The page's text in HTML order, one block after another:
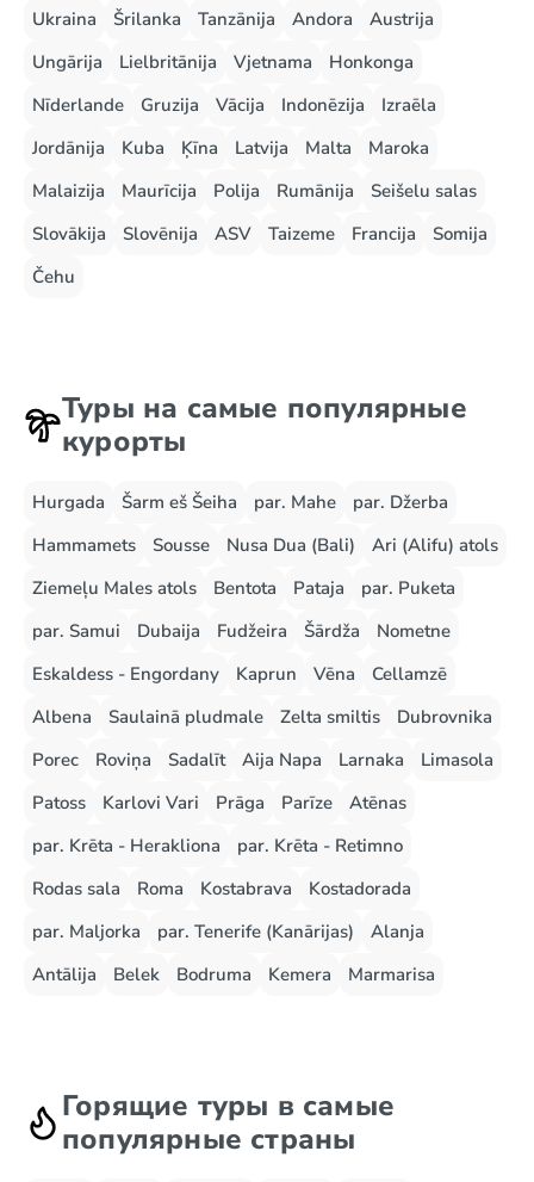
Ukraina Šrilanka Tanzānija Andora
Austrija
Ungārija
Lielbritānija Vjetnama
Honkonga
Nīderlande
Gruzija Vācija Indonēzija
Izraēla
Jordānija
Kuba Ķīna Latvija Malta
Maroka
Malaizija
Maurīcija Polija Rumānija
Seišelu salas
Slovākija
Slovēnija ASV Taizeme Francija
Somija
Čehu
Туры на самые популярные
курорты
Hurgada Šarm eš Šeiha par. Mahe
par. Džerba
Hammamets
Sousse Nusa Dua (Bali)
Ari (Alifu) atols
Ziemeļu Males atols
Bentota Pataja
par. Puketa
par. Samui
Dubaija Fudžeira Šārdža
Nometne
Eskaldess - Engordany
Kaprun Vēna
Cellamzē
Albena
Saulainā pludmale Zelta smiltis
Dubrovnika
Porec
Roviņa Sadalīt Aija Napa Larnaka
Limasola
Patoss
Karlovi Vari Prāga Parīze
Atēnas
par. Krēta - Herakliona
par. Krēta - Retimno
Rodas sala
Roma Kostabrava
Kostadorada
par. Maljorka
par. Tenerife (Kanārijas)
Alanja
Antālija
Belek Bodruma Kemera Marmarisa
Горящие туры в самые
популярные страны